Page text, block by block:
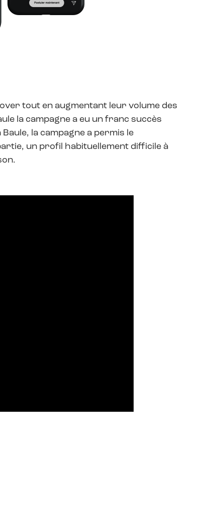
tout en augmentant leur volume des
la campagne a eu un franc succès
la campagne a permis le
un profil habituellement difficile à